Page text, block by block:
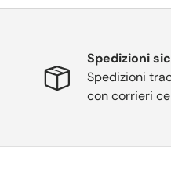
Spedizioni
Spedizioni
con corrieri